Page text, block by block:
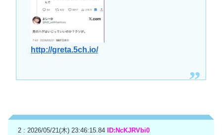
http://greta.5ch.io/
2 : 2026/05/21(木) 23:46:15.84 ID:NcKJRVbi0